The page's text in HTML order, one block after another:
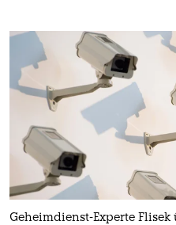
Geheimdienst-Experte Flisek